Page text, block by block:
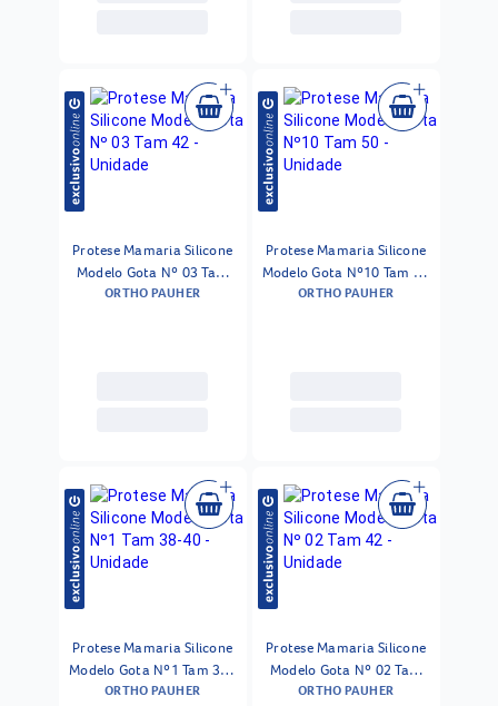
Protese Mamaria Silicone
Modelo Gota Nº 03 Tam
42 - Unidade
ORTHO PAUHER
Protese Mamaria Silicone
Modelo Gota Nº10 Tam 50
- Unidade
ORTHO PAUHER
Protese Mamaria Silicone
Modelo Gota Nº1 Tam 38-
40 - Unidade
ORTHO PAUHER
Protese Mamaria Silicone
Modelo Gota Nº 02 Tam
42 - Unidade
ORTHO PAUHER